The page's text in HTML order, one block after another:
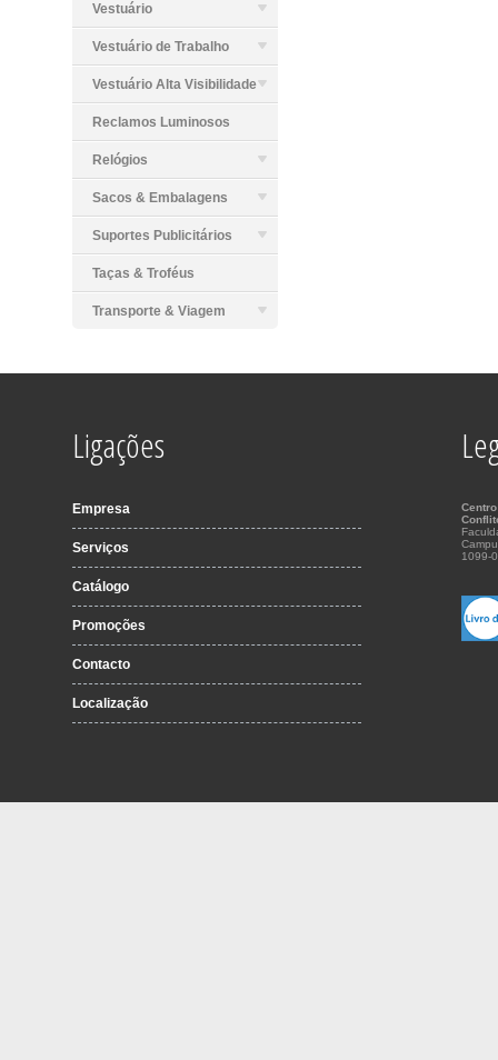
Vestuário
Vestuário de Trabalho
Vestuário Alta Visibilidade
Reclamos Luminosos
Relógios
Sacos & Embalagens
Suportes Publicitários
Taças & Troféus
Transporte & Viagem
Ligações
Empresa
Serviços
Catálogo
Promoções
Contacto
Localização
1099-